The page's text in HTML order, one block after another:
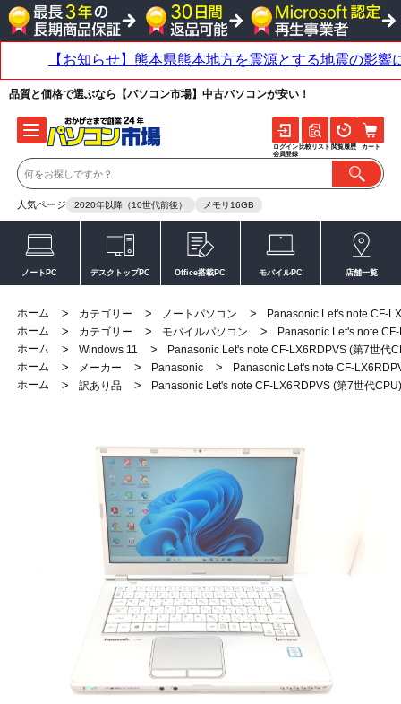
品質と価格で選ぶなら【パソコン市場】中古パソコンが安い！
人気ページ 2020年以降（10世代前後） メモリ16GB
ログイン
会員登録
比較リスト 閲覧履歴 カート
ノートPC デスクトップPC Office搭載PC モバイルPC 店舗一覧
ホーム > カテゴリー > ノートパソコン >
Panasonic Let's note CF-
ホーム
> カテゴリー > モバイルパソコン >
Panasonic Let's note
ホーム
> Windows 11 >
Panasonic Let's note CF-LX6RDPVS (第7世代
ホーム
> メーカー > Panasonic >
Panasonic Let's note CF-
ホーム
> 訳あり品 > Panasonic Let's note CF-LX6RDPVS (第7世代